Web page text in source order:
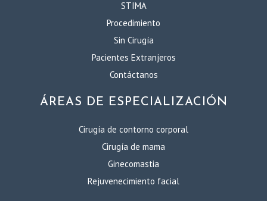
STIMA
Procedimiento
Sin Cirugía
Pacientes Extranjeros
Contáctanos
ÁREAS DE ESPECIALIZACIÓN
Cirugía de contorno corporal
Cirugía de mama
Ginecomastia
Rejuvenecimiento facial